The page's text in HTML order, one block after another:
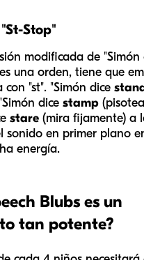
Stop"
modificada de "Simón
una orden, tiene que
"st". "Simón dice
dice stamp
stare (mira fijamente) a
sonido en primer plano
energía.
Blubs es un
tan potente?